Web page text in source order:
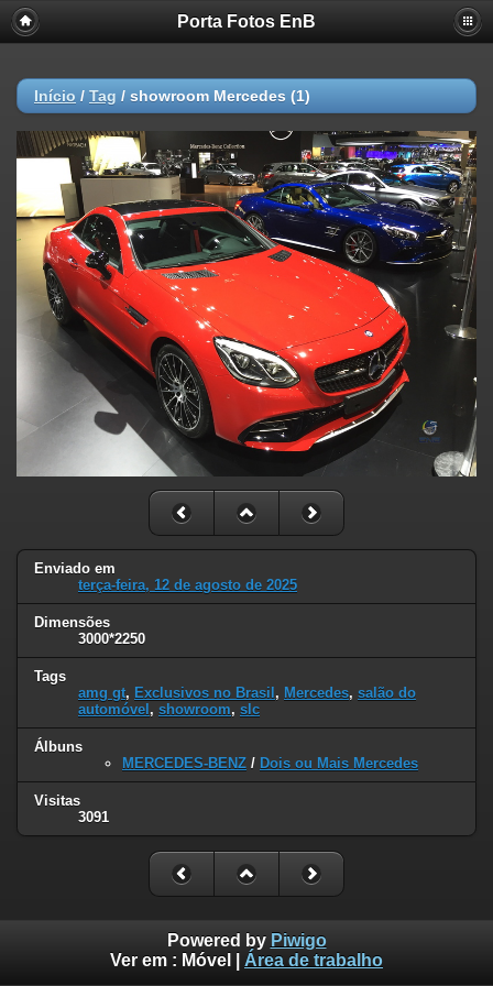
Porta Fotos EnB
Início / Tag / showroom Mercedes (1)
Enviado em
terça-feira, 12 de agosto de 2025
Dimensões
3000*2250
Tags
amg gt, Exclusivos no Brasil , Mercedes, salão do
automóvel , showroom, slc
Álbuns
MERCEDES-BENZ / Dois ou Mais Mercedes
Visitas
3091
Powered by Piwigo
Ver em : Móvel Área de trabalho